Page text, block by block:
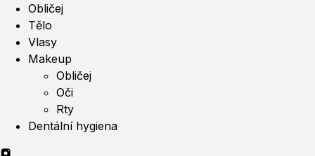
Obličej
Tělo
Vlasy
Makeup
Obličej
Oči
Rty
Dentální hygiena